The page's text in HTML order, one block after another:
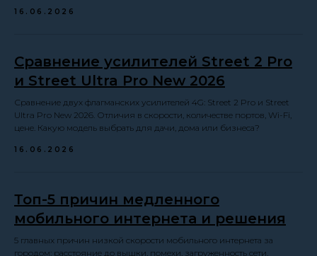
16.06.2026
Сравнение усилителей Street 2 Pro
и Street Ultra Pro New 2026
Сравнение двух флагманских усилителей 4G: Street 2 Pro и Street
Ultra Pro New 2026. Отличия в скорости, количестве портов, Wi-Fi,
цене. Какую модель выбрать для дачи, дома или бизнеса?
16.06.2026
Топ-5 причин медленного
мобильного интернета и решения
5 главных причин низкой скорости мобильного интернета за
городом: расстояние до вышки, помехи, загруженность сети.